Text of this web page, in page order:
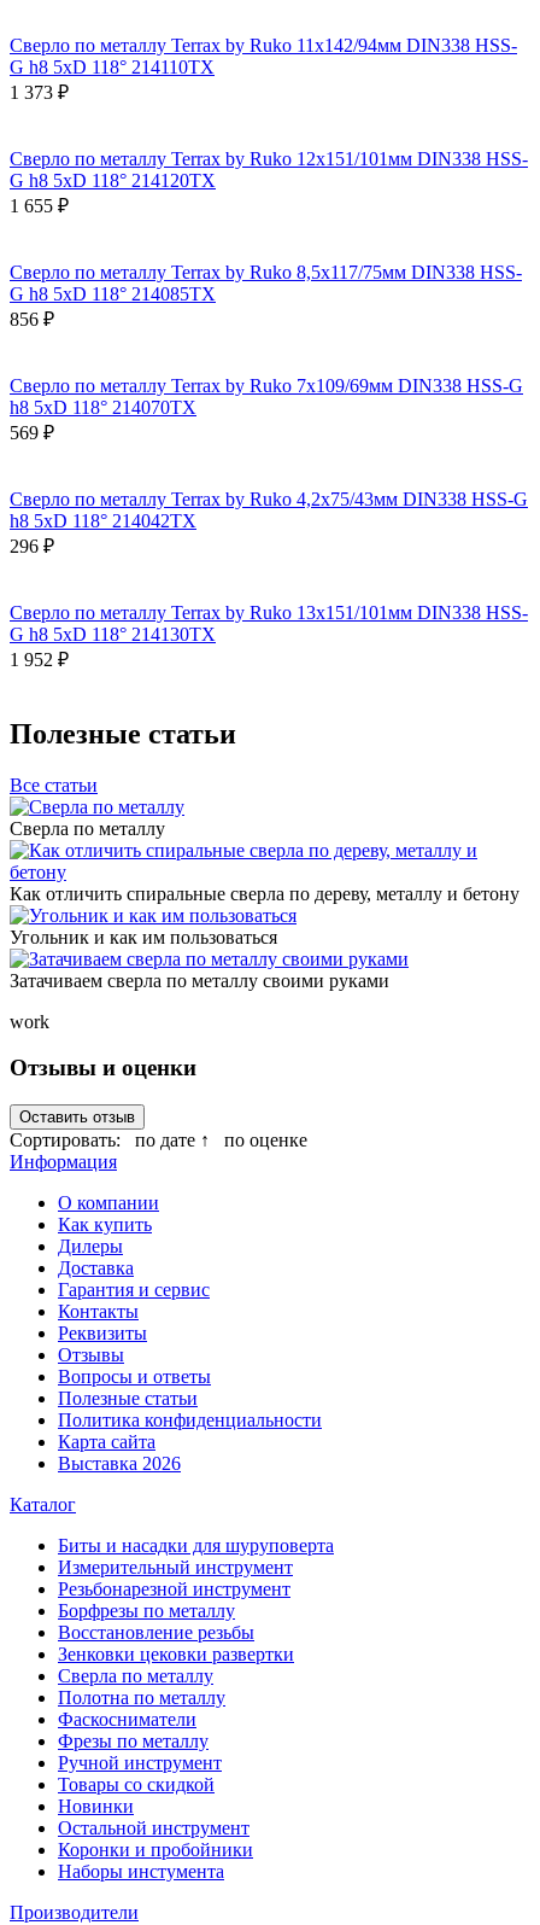
Сверло по металлу Terrax by Ruko 11x142/94мм DIN338 HSS-
G h8 5xD 118° 214110TX
1 373 ₽
Сверло по металлу Terrax by Ruko 12x151/101мм DIN338 HSS-
G h8 5xD 118° 214120TX
1 655 ₽
Сверло по металлу Terrax by Ruko 8,5x117/75мм DIN338 HSS-
G h8 5xD 118° 214085TX
856 ₽
Сверло по металлу Terrax by Ruko 7x109/69мм DIN338 HSS-G
h8 5xD 118° 214070TX
569 ₽
Сверло по металлу Terrax by Ruko 4,2x75/43мм DIN338 HSS-G
h8 5xD 118° 214042TX
296 ₽
Сверло по металлу Terrax by Ruko 13x151/101мм DIN338 HSS-
G h8 5xD 118° 214130TX
1 952 ₽
Полезные статьи
Все статьи
Сверла по металлу
Как отличить спиральные сверла по дереву, металлу и бетону
Угольник и как им пользоваться
Затачиваем сверла по металлу своими руками
work
Отзывы и оценки
Оставить отзыв
Сортировать: по дате ↑
по оценке
Информация
О компании
Как купить
Дилеры
Доставка
Гарантия и сервис
Контакты
Реквизиты
Отзывы
Вопросы и ответы
Полезные статьи
Политика конфиденциальности
Карта сайта
Выставка 2026
Каталог
Биты и насадки для шуруповерта
Измерительный инструмент
Резьбонарезной инструмент
Борфрезы по металлу
Восстановление резьбы
Зенковки цековки развертки
Сверла по металлу
Полотна по металлу
Фаскосниматели
Фрезы по металлу
Ручной инструмент
Товары со скидкой
Новинки
Остальной инструмент
Коронки и пробойники
Наборы инстумента
Производители